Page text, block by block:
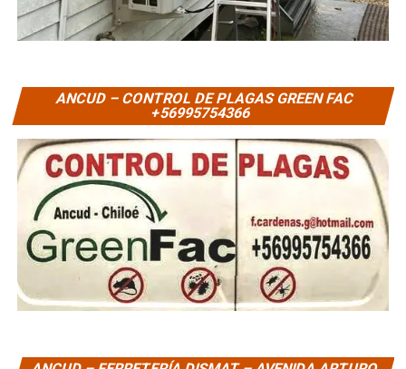
ANCUD – CONTROL DE PLAGAS GREEN FAC
+56995754366